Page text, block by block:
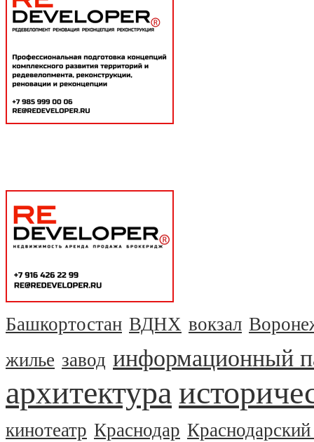
Башкортостан ВДНХ вокзал
жилье завод информационный
архитектура
кинотеатр Краснодар